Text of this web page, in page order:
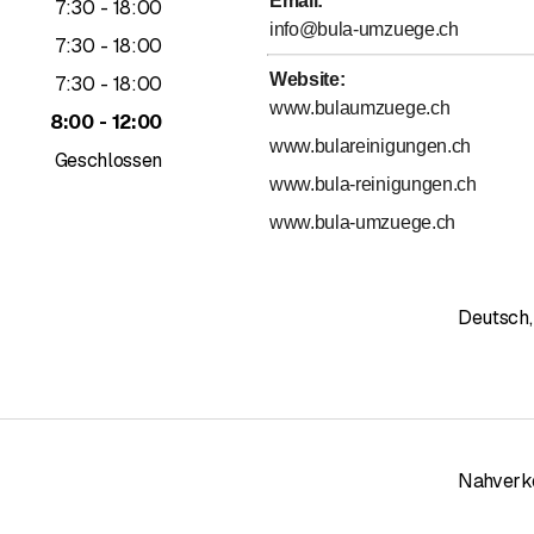
besonders sorgfältig verpackt und transportiert werden.
so ein Abenteuer überstehen.
wir auf schonende Reinigungsmittel, damit auch die Umwelt
Dinge entsorgt werden müssen. Etwa nach einem
7:30 - bis
18:00
7:30 - bis
18:00
7:30 - bis
18:00
8:00 - bis
12:00
Geschlossen
info@bula-umzuege.ch
Website:
www.bulaumzuege.ch
www.bulareinigungen.ch
www.bula-reinigungen.ch
www.bula-umzuege.ch
Deutsch,